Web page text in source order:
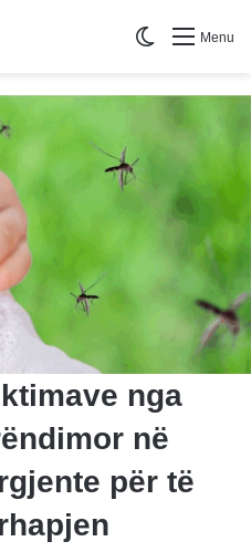
Menu
Switch skin
nga
në
për të